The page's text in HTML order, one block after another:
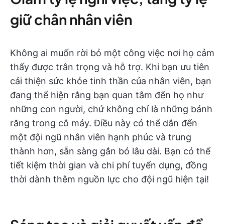
giữ chân nhân viên
Không ai muốn rời bỏ một công việc nơi họ cảm
thấy được trân trọng và hỗ trợ. Khi bạn ưu tiên
cải thiện sức khỏe tinh thần của nhân viên, bạn
đang thể hiện rằng bạn quan tâm đến họ như
những con người, chứ không chỉ là những bánh
răng trong cỗ máy. Điều này có thể dẫn đến
một đội ngũ nhân viên hạnh phúc và trung
thành hơn, sẵn sàng gắn bó lâu dài. Bạn có thể
tiết kiệm thời gian và chi phí tuyển dụng, đồng
thời dành thêm nguồn lực cho đội ngũ hiện tại!